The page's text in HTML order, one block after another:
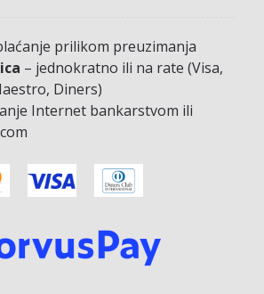
prilikom preuzimanja
– jednokratno ili na rate (Visa,
Diners)
Internet bankarstvom ili